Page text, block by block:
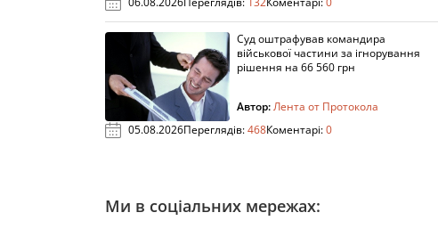
Суд оштрафував командира
військової частини за ігнорування
рішення на 66 560 грн
Автор:Лента от Протокола
05.08.2026Переглядів:468Коментарі:0
Ми в соціальних мережах: